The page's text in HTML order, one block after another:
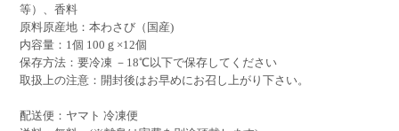
等）、香料
原料原産地：本わさび（国産)
内容量：1個 100ｇ×12個
保存方法：要冷凍 －18℃以下で保存してください
取扱上の注意：開封後はお早めにお召し上がり下さい。
配送便：ヤマト 冷凍便